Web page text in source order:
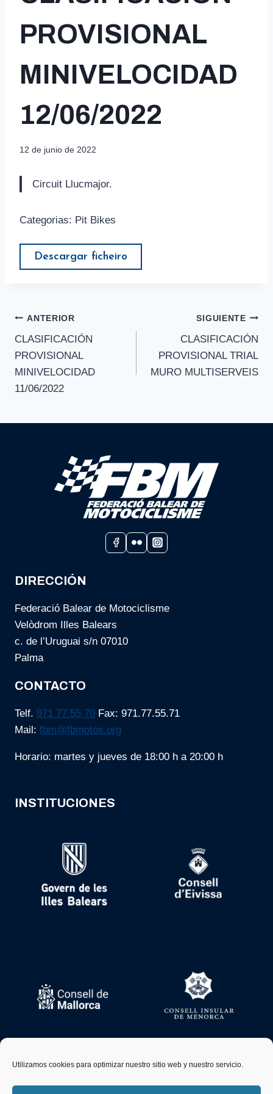
Utilizamos cookies para optimizar nuestro sitio web y nuestro servicio.
PROVISIONAL
MINIVELOCIDAD
12/06/2022
12 de junio de 2022
Circuit Llucmajor.
Categorias: Pit Bikes
Descargar ficheiro
Navegación
de
entradas
ANTERIOR
CLASIFICACIÓN
PROVISIONAL
MINIVELOCIDAD
11/06/2022
SIGUIENTE
CLASIFICACIÓN
PROVISIONAL TRIAL
MURO MULTISERVEIS
DIRECCIÓN
Federació Balear de Motociclisme
Velòdrom Illes Balears
c. de l’Uruguai s/n 07010
Palma
CONTACTO
Telf. 971 77 55 70 Fax: 971.77.55.71
Mail: fbm@fbmotos.org
Horario: martes y jueves de 18:00 h a 20:00 h
INSTITUCIONES